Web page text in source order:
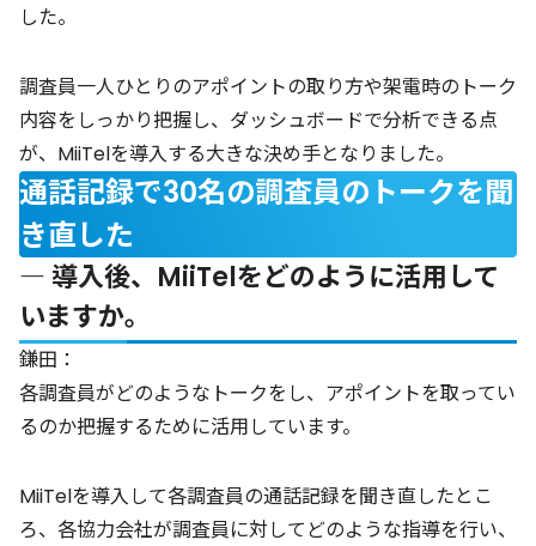
した。
調査員一人ひとりのアポイントの取り方や架電時のトーク
内容をしっかり把握し、ダッシュボードで分析できる点
が、MiiTelを導入する大きな決め手となりました。
通話記録で30名の調査員のトークを聞
き直した
― 導入後、MiiTelをどのように活用して
いますか。
鎌田：
各調査員がどのようなトークをし、アポイントを取ってい
るのか把握するために活用しています。
MiiTelを導入して各調査員の通話記録を聞き直したとこ
ろ、各協力会社が調査員に対してどのような指導を行い、